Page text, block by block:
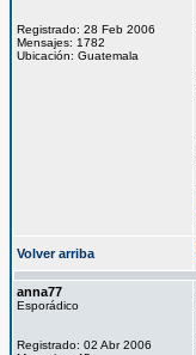
Registrado: 28 Feb 2006
Mensajes: 1782
Ubicación: Guatemala
Volver arriba
anna77
Esporádico
Registrado: 02 Abr 2006